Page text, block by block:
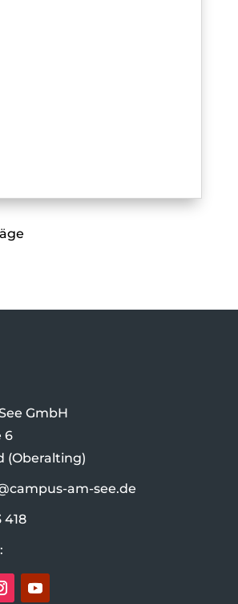
GmbH
6
(Oberalting)
am-see.de
418